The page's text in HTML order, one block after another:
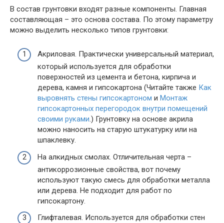
В состав грунтовки входят разные компоненты. Главная
составляющая – это основа состава. По этому параметру
можно выделить несколько типов грунтовки:
Акриловая. Практически универсальный материал,
который используется для обработки
поверхностей из цемента и бетона, кирпича и
дерева, камня и гипсокартона (Читайте также Как
выровнять стены гипсокартоном и Монтаж
гипсокартонных перегородок внутри помещений
своими руками.) Грунтовку на основе акрила
можно наносить на старую штукатурку или на
шпаклевку.
На алкидных смолах. Отличительная черта –
антикоррозионные свойства, вот почему
используют такую смесь для обработки металла
или дерева. Не подходит для работ по
гипсокартону.
Глифталевая. Используется для обработки стен